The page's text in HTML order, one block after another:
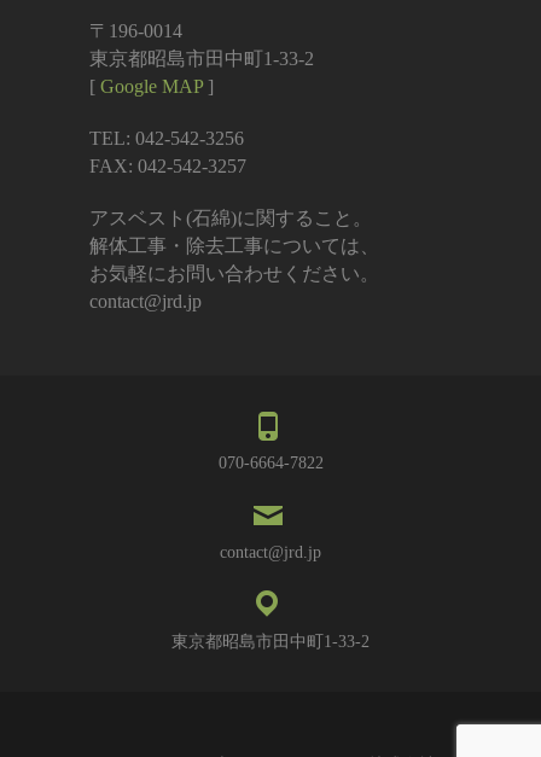
〒196-0014
東京都昭島市田中町1-33-2
[ Google MAP]
TEL: 042-542-3256
FAX: 042-542-3257
アスベスト(石綿)に関すること。
解体工事・除去工事については、
お気軽にお問い合わせください。
contact@jrd.jp
070-6664-7822
contact@jrd.jp
東京都昭島市田中町1-33-2